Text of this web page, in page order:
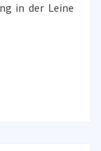
in der Leine